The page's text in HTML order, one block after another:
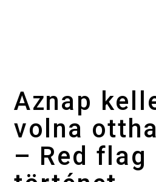
Aznap
volna
– Red flag